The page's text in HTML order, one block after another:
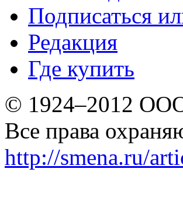
Подписаться
Редакция
Где купить
© 1924–2012
Все права
http://smena.ru/